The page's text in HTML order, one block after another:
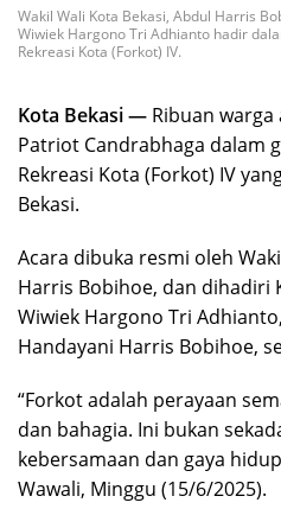
Wakil Wali Kota Bekasi, Abdul Harris
Wiwiek Hargono Tri Adhianto hadir
Rekreasi Kota (Forkot) IV.
Kota Bekasi — Ribuan
Patriot Candrabhaga dalam
Rekreasi Kota (Forkot) IV
Bekasi.
Acara dibuka resmi oleh
Harris Bobihoe, dan dihadiri
Wiwiek Hargono Tri
Handayani Harris Bobihoe,
“Forkot adalah perayaan
dan bahagia. Ini bukan
kebersamaan dan gaya
Wawali, Minggu (15/6/2025).